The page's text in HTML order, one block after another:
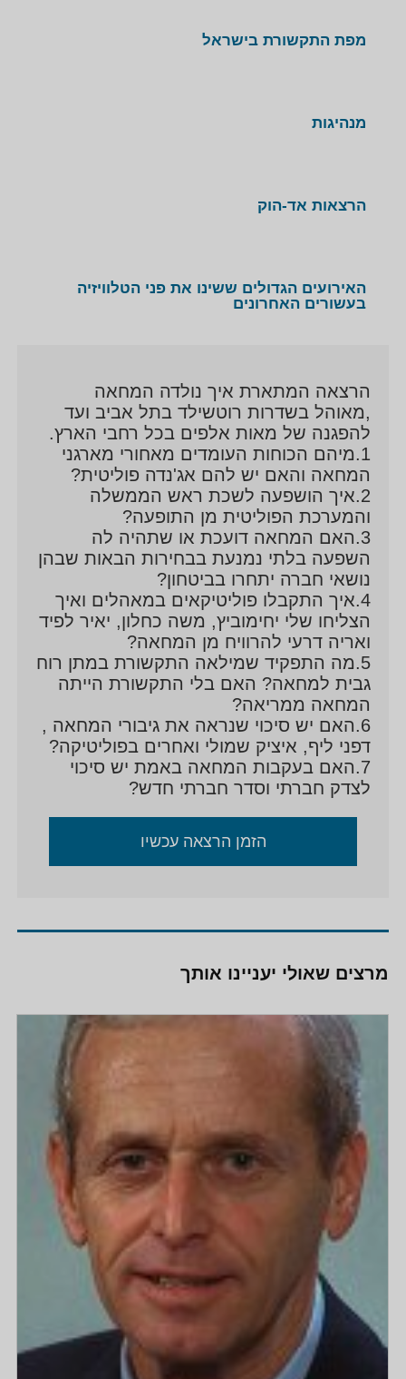
מפת התקשורת בישראל
מנהיגות
הרצאות אד-הוק
האירועים הגדולים ששינו את פני הטלוויזיה
בעשורים האחרונים
הרצאה המתארת איך נולדה המחאה
,מאוהל בשדרות רוטשילד בתל אביב ועד
להפגנה של מאות אלפים בכל רחבי הארץ.
1.מיהם הכוחות העומדים מאחורי מארגני
המחאה והאם יש להם אג'נדה פוליטית?
2.איך הושפעה לשכת ראש הממשלה
והמערכת הפוליטית מן התופעה?
3.האם המחאה דועכת או שתהיה לה
השפעה בלתי נמנעת בבחירות הבאות שבהן
נושאי חברה יתחרו בביטחון?
4.איך התקבלו פוליטיקאים במאהלים ואיך
הצליחו שלי יחימוביץ, משה כחלון, יאיר לפיד
ואריה דרעי להרוויח מן המחאה?
5.מה התפקיד שמילאה התקשורת במתן רוח
גבית למחאה? האם בלי התקשורת הייתה
המחאה ממריאה?
6.האם יש סיכוי שנראה את גיבורי המחאה ,
דפני ליף, איציק שמולי ואחרים בפוליטיקה?
7.האם בעקבות המחאה באמת יש סיכוי
לצדק חברתי וסדר חברתי חדש?
הזמן הרצאה עכשיו
מרצים שאולי יעניינו אותך